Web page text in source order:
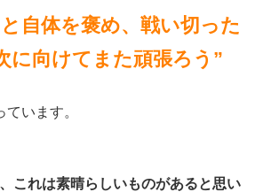
自体を褒め、戦い切った
に向けてまた頑張ろう”
います。
これは素晴らしいものがあると思い